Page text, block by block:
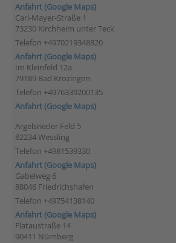
Anfahrt (Google Maps)
Carl-Mayer-Straße 1
73230 Kirchheim unter Teck
Telefon +4970219348820
Anfahrt (Google Maps)
Im Kleinfeld 12a
79189 Bad Krozingen
Telefon +4976339200135
Anfahrt (Google Maps)
Argelsrieder Feld 5
82234 Wessling
Telefon +4981539330
Anfahrt (Google Maps)
Gabelweg 6
88046 Friedrichshafen
Telefon +49754138140
Anfahrt (Google Maps)
Flataustraße 14
90411 Nürnberg